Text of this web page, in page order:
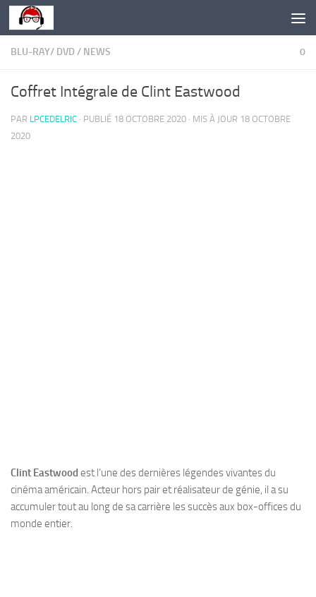
Skip to content
BLU-RAY/ DVD / NEWS 0
Coffret Intégrale de Clint Eastwood
PAR LPCEDELRIC · PUBLIÉ 18 OCTOBRE 2020 · MIS À JOUR 18 OCTOBRE
2020
Clint Eastwood est l’une des dernières légendes vivantes du
cinéma américain. Acteur hors pair et réalisateur de génie, il a su
accumuler tout au long de sa carrière les succès aux box-offices du
monde entier.